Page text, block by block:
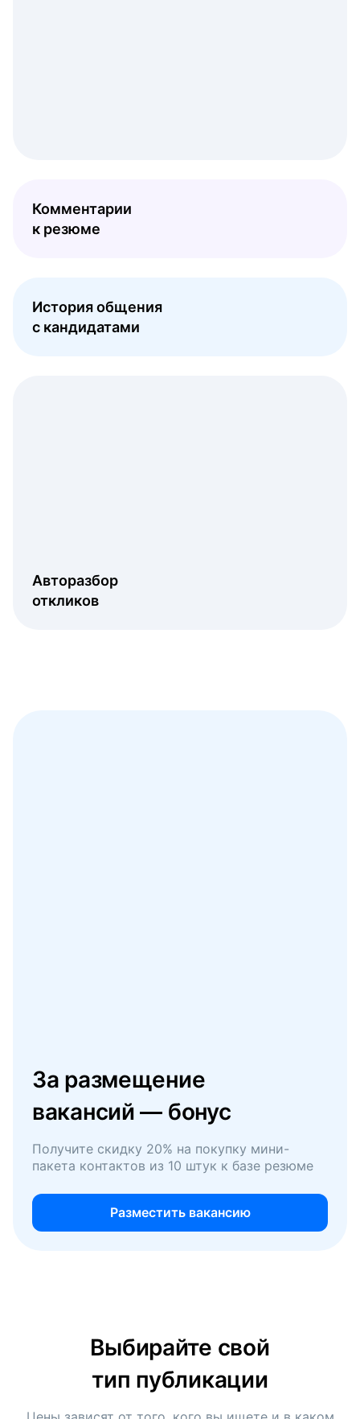
Комментарии
к резюме
История общения
с кандидатами
Авторазбор
откликов
За размещение
вакансий — бонус
Получите скидку 20% на покупку мини-
пакета контактов из 10 штук к базе резюме
Разместить вакансию
Выбирайте свой
тип публикации